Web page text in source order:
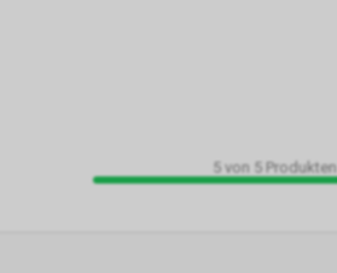
5 von 5 Produkten
Analyse-Cookies